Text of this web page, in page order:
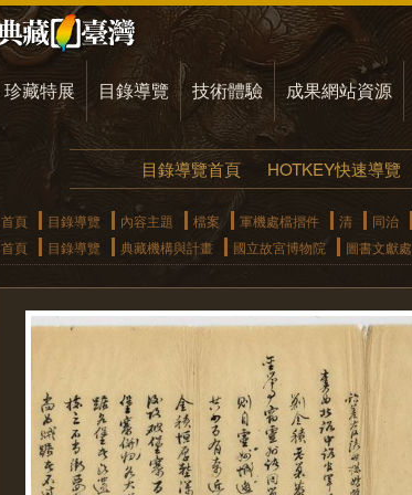
珍藏特展 目錄導覽 技術體驗 成果網站資源
目錄導覽首頁 HOTKEY快速導覽
首頁 目錄導覽 內容主題 檔案 軍機處檔摺件 清 同治
首頁
目錄導覽 典藏機構與計畫 國立故宮博物院 圖書文獻處